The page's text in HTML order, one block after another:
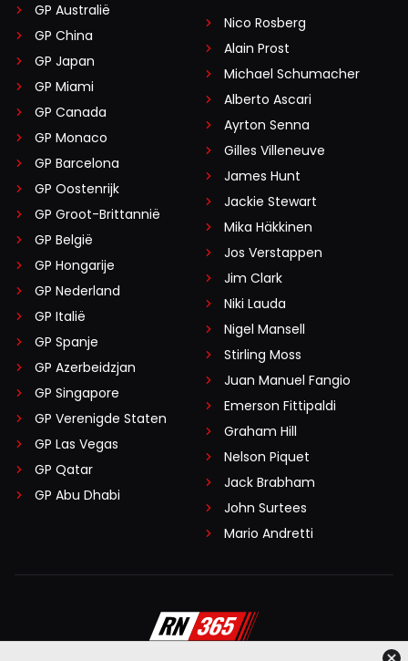
GP Australië
GP China
GP Japan
GP Miami
GP Canada
GP Monaco
GP Barcelona
GP Oostenrijk
GP Groot-Brittannië
GP België
GP Hongarije
GP Nederland
GP Italië
GP Spanje
GP Azerbeidzjan
GP Singapore
GP Verenigde Staten
GP Las Vegas
GP Qatar
GP Abu Dhabi
Nico Rosberg
Alain Prost
Michael Schumacher
Alberto Ascari
Ayrton Senna
Gilles Villeneuve
James Hunt
Jackie Stewart
Mika Häkkinen
Jos Verstappen
Jim Clark
Niki Lauda
Nigel Mansell
Stirling Moss
Juan Manuel Fangio
Emerson Fittipaldi
Graham Hill
Nelson Piquet
Jack Brabham
John Surtees
Mario Andretti